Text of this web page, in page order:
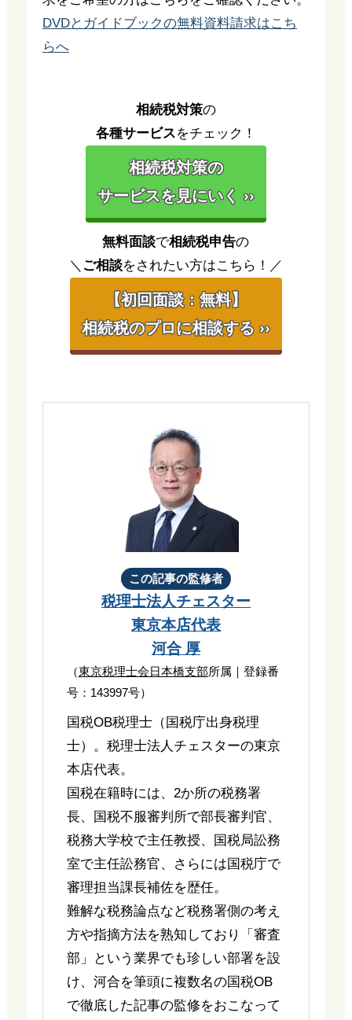
DVDとガイドブックの無料資料請求はこち
らへ
相続税対策の
各種サービスをチェック！
相続税対策の
サービスを見にいく ››
無料面談で相続税申告の
＼ ご相談をされたい方はこちら！／
【初回面談：無料】
相続税のプロに相談する ››
この記事の監修者
税理士法人チェスター
東京本店代表
河合 厚
（東京税理士会日本橋支部所属｜登録番
号：143997号）
国税OB税理士（国税庁出身税理
士）。税理士法人チェスターの東京
本店代表。
国税在籍時には、2か所の税務署
長、国税不服審判所で部長審判官、
税務大学校で主任教授、国税局訟務
室で主任訟務官、さらには国税庁で
審理担当課長補佐を歴任。
難解な税務論点など税務署側の考え
方や指摘方法を熟知しており「審査
部」という業界でも珍しい部署を設
け、河合を筆頭に複数名の国税OB
で徹底した記事の監修をおこなって